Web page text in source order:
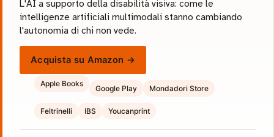
L'AI a supporto della disabilità visiva: come le
intelligenze artificiali multimodali stanno cambiando
l'autonomia di chi non vede.
Acquista su Amazon →
Apple Books
Google Play Mondadori Store
Feltrinelli IBS Youcanprint